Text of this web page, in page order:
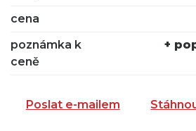
cena
poznámka k
ceně
+
Poslat e-mailem